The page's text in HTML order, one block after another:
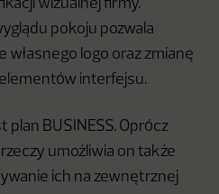
wizualnej firmy.
pokoju pozwala
własnego logo oraz zmianę
interfejsu.
BUSINESS. Oprócz
umożliwia on także
ich na zewnętrznej